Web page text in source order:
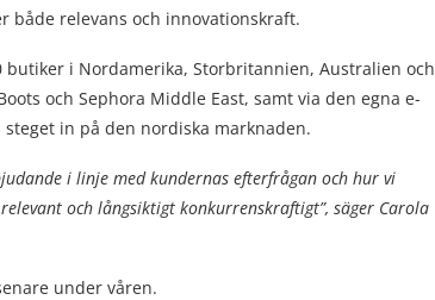
både relevans och innovationskraft.
i Nordamerika, Storbritannien, Australien och
och Sephora Middle East, samt via den egna e-
in på den nordiska marknaden.
i linje med kundernas efterfrågan och hur vi
och långsiktigt konkurrenskraftigt”, säger Carola
under våren.